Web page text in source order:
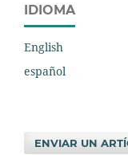
IDIOMA
English
español
ENVIAR UN